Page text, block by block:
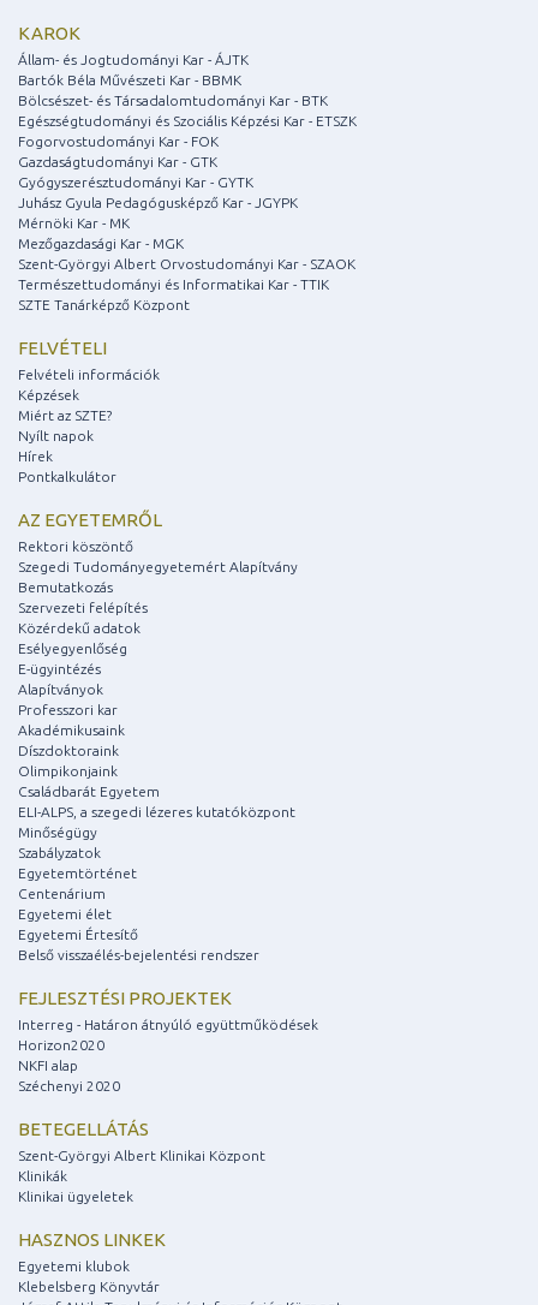
KAROK
Állam- és Jogtudományi Kar - ÁJTK
Bartók Béla Művészeti Kar - BBMK
Bölcsészet- és Társadalomtudományi Kar - BTK
Egészségtudományi és Szociális Képzési Kar - ETSZK
Fogorvostudományi Kar - FOK
Gazdaságtudományi Kar - GTK
Gyógyszerésztudományi Kar - GYTK
Juhász Gyula Pedagógusképző Kar - JGYPK
Mérnöki Kar - MK
Mezőgazdasági Kar - MGK
Szent-Györgyi Albert Orvostudományi Kar - SZAOK
Természettudományi és Informatikai Kar - TTIK
SZTE Tanárképző Központ
FELVÉTELI
Felvételi információk
Képzések
Miért az SZTE?
Nyílt napok
Hírek
Pontkalkulátor
AZ EGYETEMRŐL
Rektori köszöntő
Szegedi Tudományegyetemért Alapítvány
Bemutatkozás
Szervezeti felépítés
Közérdekű adatok
Esélyegyenlőség
E-ügyintézés
Alapítványok
Professzori kar
Akadémikusaink
Díszdoktoraink
Olimpikonjaink
Családbarát Egyetem
ELI-ALPS, a szegedi lézeres kutatóközpont
Minőségügy
Szabályzatok
Egyetemtörténet
Centenárium
Egyetemi élet
Egyetemi Értesítő
Belső visszaélés-bejelentési rendszer
FEJLESZTÉSI PROJEKTEK
Interreg - Határon átnyúló együttműködések
Horizon2020
NKFI alap
Széchenyi 2020
BETEGELLÁTÁS
Szent-Györgyi Albert Klinikai Központ
Klinikák
Klinikai ügyeletek
HASZNOS LINKEK
Egyetemi klubok
Klebelsberg Könyvtár